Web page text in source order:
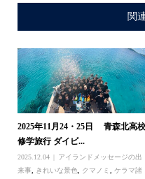
関
2025年11月24・25日 青森北高校
修学旅行 ダイビ...
2025.12.04
アイランドメッセージの出
来事, きれいな景色 クマノミ
ケラマ諸